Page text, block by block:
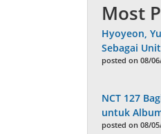
Most
Hyoyeon,
Sebagai
posted on 08/
NCT 127
untuk
posted on 08/